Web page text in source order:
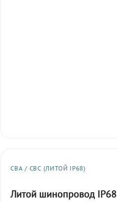
СВА / СВС (ЛИТОЙ IP68)
Литой шинопровод IP68